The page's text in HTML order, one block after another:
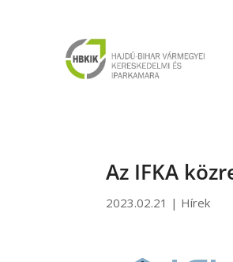
Az IFKA
2023.02.21 | Hírek